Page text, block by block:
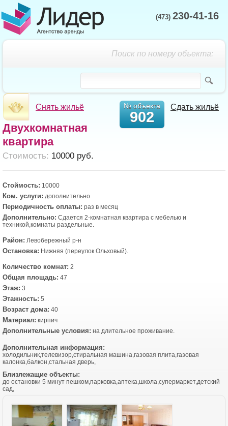
(473) 230-41-16
Поиск по номеру объекта:
Снять жильё Сдать жильё
№ объекта
902
Двухкомнатная
квартира
Cтоимость: 10000 руб.
Стоймость: 10000
Ком. услуги: дополнительно
Периодичность оплаты: раз в месяц
Дополнительно: Сдается 2-комнатная квартира с мебелью и
техникой,комнаты раздельные.
Район: Левобережный р-н
Остановка: Нижняя (переулок Ольховый).
Количество комнат: 2
Общая площадь: 47
Этаж: 3
Этажность: 5
Возраст дома: 40
Материал: кирпич
Дополнительные условия: на длительное проживание.
Дополнительная информация:
холодильник,телевизор,стиральная машина,газовая плита,газовая
калонка,балкон,стальная дверь,
Близлежащие объекты:
до остановки 5 минут пешком,парковка,аптека,школа,супермаркет,детский
сад,